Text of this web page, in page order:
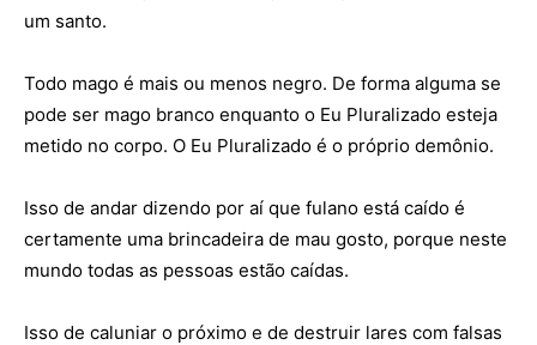
um santo.
Todo mago é mais ou menos negro. De forma alguma se
pode ser mago branco enquanto o Eu Pluralizado esteja
metido no corpo. O Eu Pluralizado é o próprio demônio.
Isso de andar dizendo por aí que fulano está caído é
certamente uma brincadeira de mau gosto, porque neste
mundo todas as pessoas estão caídas.
Isso de caluniar o próximo e de destruir lares com falsas